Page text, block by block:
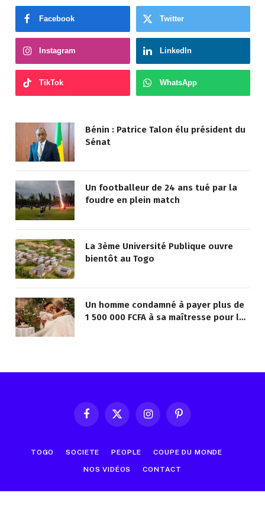
Facebook Twitter
Instagram LinkedIn
TikTok WhatsApp
Bénin : Patrice Talon élu président du
Sénat
Un footballeur de 24 ans tué par la
foudre en plein match
La 3ème Université Publique ouvre
bientôt au Togo
Un homme condamné à payer plus de
1 500 000 FCFA à sa maîtresse pour lui
FacebookX
InstagramPinterest
TOGO SOCIETE PEOPLE COUPE DU MONDE
NOS VIDÉOS CONTACT